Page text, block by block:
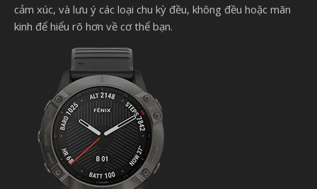
cảm xúc, và lưu ý các loại chu kỳ đều, không đều hoặc mãn
kinh để hiểu rõ hơn về cơ thể bạn.